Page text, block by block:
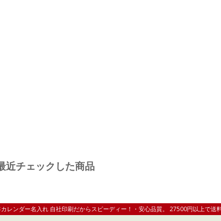
近チェックした商品
レンダー名入れ 自社印刷だからスピーディー！・安心品質。 27500円以上で送